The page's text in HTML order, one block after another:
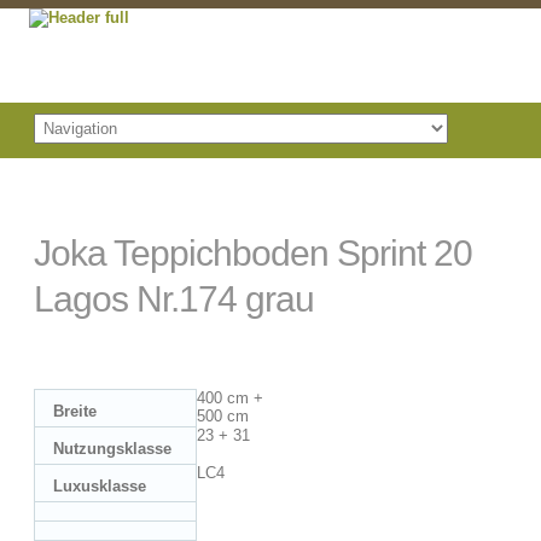
Joka Teppichboden Sprint 20
Lagos Nr.174 grau
Breite
400 cm +
500 cm
Nutzungsklasse
23 + 31
Luxusklasse
LC4